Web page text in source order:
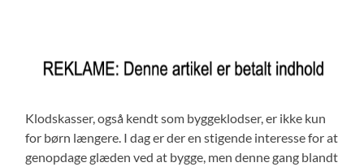
Klodskasser, også kendt som byggeklodser, er ikke kun
for børn længere. I dag er der en stigende interesse for at
genopdage glæden ved at bygge, men denne gang blandt